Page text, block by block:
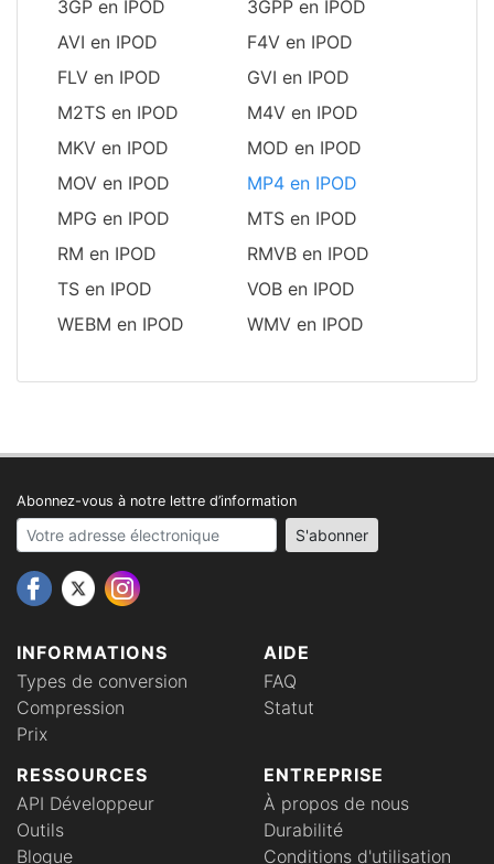
3GP en IPOD
3GPP en IPOD
AVI en IPOD
F4V en IPOD
FLV en IPOD
GVI en IPOD
M2TS en IPOD
M4V en IPOD
MKV en IPOD
MOD en IPOD
MOV en IPOD
MP4 en IPOD
MPG en IPOD
MTS en IPOD
RM en IPOD
RMVB en IPOD
TS en IPOD
VOB en IPOD
WEBM en IPOD
WMV en IPOD
INFORMATIONS
Types de conversion
Compression
Prix
AIDE
FAQ
Statut
RESSOURCES
API Développeur
Outils
Blogue
ENTREPRISE
À propos de nous
Durabilité
Conditions d'utilisation
Abonnez-vous à notre lettre d’information
Your email address S'abonner